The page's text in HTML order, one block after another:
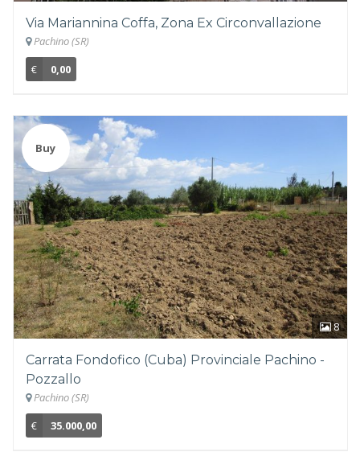
Via Mariannina Coffa, Zona Ex Circonvallazione
Pachino (SR)
€
0,00
8
Buy
Carrata Fondofico (Cuba) Provinciale Pachino -
Pozzallo
Pachino (SR)
€
35.000,00